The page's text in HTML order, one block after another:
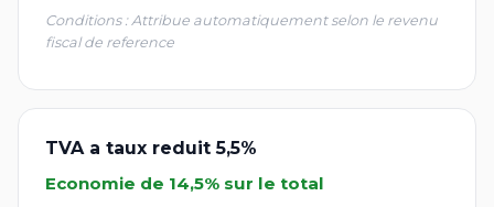
Conditions : Attribue automatiquement selon le revenu
fiscal de reference
TVA a taux reduit 5,5%
Economie de 14,5% sur le total